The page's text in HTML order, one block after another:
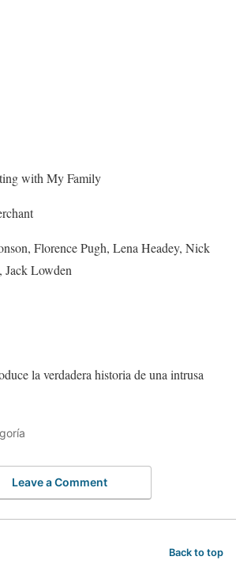
with My Family
Florence Pugh, Lena Headey, Nick
Jack Lowden
la verdadera historia de una intrusa
Leave a Comment
Back to top